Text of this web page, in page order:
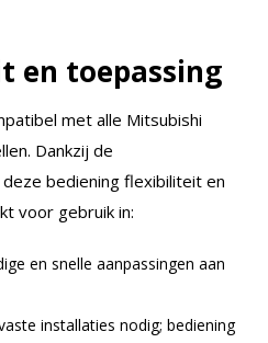
en toepassing
met alle Mitsubishi
Dankzij de
bediening flexibiliteit en
voor gebruik in:
en snelle aanpassingen aan
installaties nodig; bediening